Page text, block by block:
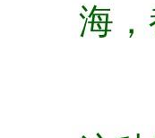
海